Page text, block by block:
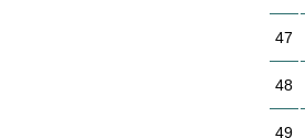
47
48
49